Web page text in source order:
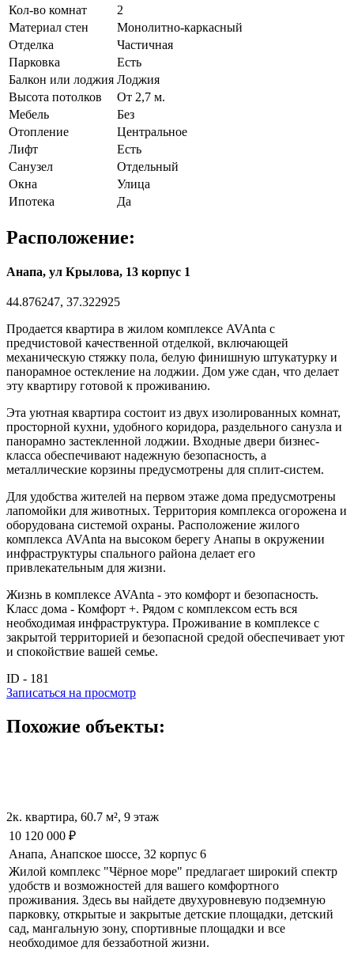
Кол-во комнат
2
Материал стен
Монолитно-каркасный
Отделка
Частичная
Парковка
Есть
Балкон или лоджия Лоджия
Высота потолков
От 2,7 м.
Мебель
Без
Отопление
Центральное
Лифт
Есть
Санузел
Отдельный
Окна
Улица
Ипотека
Да
Расположение:
Анапа, ул Крылова, 13 корпус 1
44.876247, 37.322925
Продается квартира в жилом комплексе AVAnta с
предчистовой качественной отделкой, включающей
механическую стяжку пола, белую финишную штукатурку и
панорамное остекление на лоджии. Дом уже сдан, что делает
эту квартиру готовой к проживанию.
Эта уютная квартира состоит из двух изолированных комнат,
просторной кухни, удобного коридора, раздельного санузла и
панорамно застекленной лоджии. Входные двери бизнес-
класса обеспечивают надежную безопасность, а
металлические корзины предусмотрены для сплит-систем.
Для удобства жителей на первом этаже дома предусмотрены
лапомойки для животных. Территория комплекса огорожена и
оборудована системой охраны. Расположение жилого
комплекса AVAnta на высоком берегу Анапы в окружении
инфраструктуры спального района делает его
привлекательным для жизни.
Жизнь в комплексе AVAnta - это комфорт и безопасность.
Класс дома - Комфорт +. Рядом с комплексом есть вся
необходимая инфраструктура. Проживание в комплексе с
закрытой территорией и безопасной средой обеспечивает уют
и спокойствие вашей семье.
ID - 181
Записаться на просмотр
Похожие объекты:
2к. квартира, 60.7 м², 9 этаж
10 120 000 ₽
Анапа, Анапское шоссе, 32 корпус 6
Жилой комплекс "Чёрное море" предлагает широкий спектр
удобств и возможностей для вашего комфортного
проживания. Здесь вы найдете двухуровневую подземную
парковку, открытые и закрытые детские площадки, детский
сад, мангальную зону, спортивные площадки и все
необходимое для беззаботной жизни.